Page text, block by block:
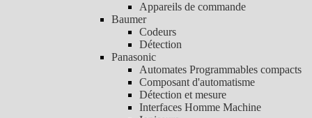
Appareils de commande
Baumer
Codeurs
Détection
Panasonic
Automates Programmables compacts
Composant d'automatisme
Détection et mesure
Interfaces Homme Machine